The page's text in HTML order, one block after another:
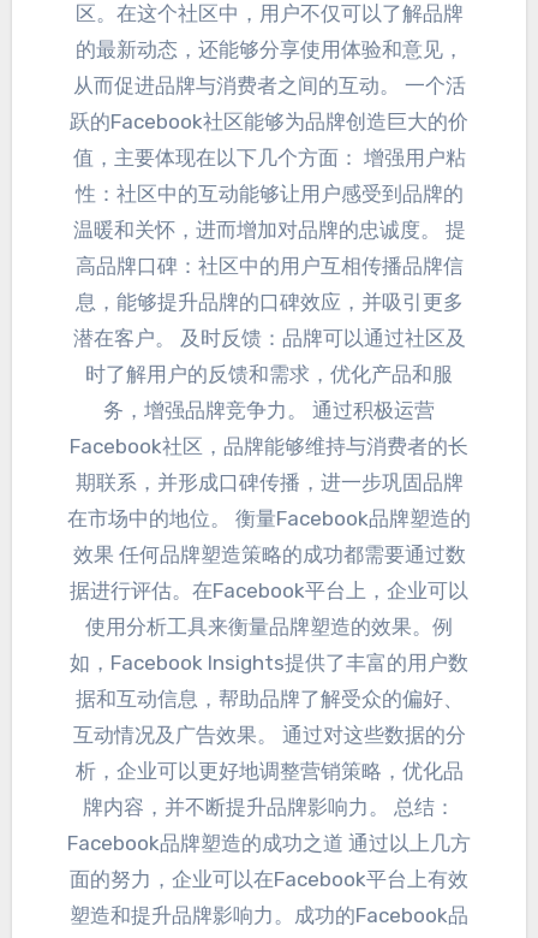
区。在这个社区中，用户不仅可以了解品牌
的最新动态，还能够分享使用体验和意见，
从而促进品牌与消费者之间的互动。 一个活
跃的Facebook社区能够为品牌创造巨大的价
值，主要体现在以下几个方面： 增强用户粘
性：社区中的互动能够让用户感受到品牌的
温暖和关怀，进而增加对品牌的忠诚度。 提
高品牌口碑：社区中的用户互相传播品牌信
息，能够提升品牌的口碑效应，并吸引更多
潜在客户。 及时反馈：品牌可以通过社区及
时了解用户的反馈和需求，优化产品和服
务，增强品牌竞争力。 通过积极运营
Facebook社区 ， 品牌能够维持与消费者的长
期联系， 并形成口碑传播 ， 进一步巩固品牌
在市场中的地位。 衡量Facebook品牌塑造的
效果 任何品牌塑造策略的成功都需要通过数
据进行评估。在Facebook平台上， 企业可以
使用分析工具来衡量品牌塑造的效果。例
如， Facebook Insights提供了丰富的用户数
据和互动信息 ， 帮助品牌了解受众的偏好、
互动情况及广告效果。 通过对这些数据的分
析， 企业可以更好地调整营销策略 ， 优化品
牌内容 ， 并不断提升品牌影响力。 总结：
Facebook品牌塑造的成功之道 通过以上几方
面的努力 ， 企业可以在Facebook平台上有效
塑造和提升品牌影响力。 成功的Facebook品